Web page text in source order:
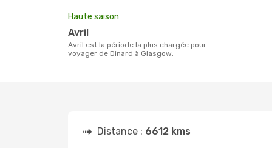
Haute saison
avril
avril est la période la plus chargée pour
voyager de Dinard à Glasgow.
Distance : 6612 kms